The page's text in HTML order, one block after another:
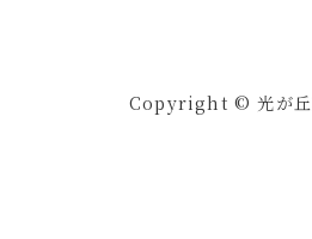
Copyright © 光が